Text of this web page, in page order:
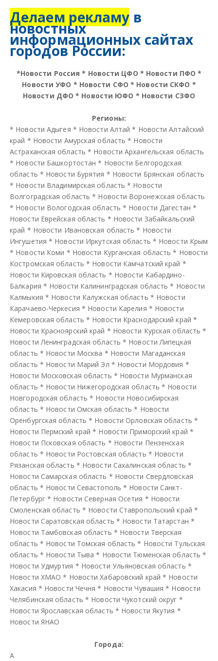
Делаем рекламу в
новостных
информационных сайтах
городов России:
*Новости Россия * Новости ЦФО * Новости ПФО *
Новости УФО * Новости СФО * Новости СКФО *
Новости ДФО * Новости ЮФО * Новости СЗФО
Регионы:
* Новости Адыгея * Новости Алтай * Новости Алтайский
край * Новости Амурская область * Новости
Астраханская область * Новости Архангельская область
* Новости Башкортостан * Новости Белгородская
область * Новости Бурятия * Новости Брянская область
* Новости Владимирская область * Новости
Волгоградская область * Новости Воронежская область
* Новости Вологодская область * Новости Дагестан *
Новости Еврейская область * Новости Забайкальский
край * Новости Ивановская область * Новости
Ингушетия * Новости Иркутская область * Новости Крым
* Новости Коми * Новости Курганская область * Новости
Костромская область * Новости Камчатский край *
Новости Кировская область * Новости Кабардино-
Балкария * Новости Калининградская область * Новости
Калмыкия * Новости Калужская область * Новости
Карачаево-Черкесия * Новости Карелия * Новости
Кемеровская область * Новости Краснодарский край *
Новости Красноярский край * Новости Курская область *
Новости Ленинградская область * Новости Липецкая
область * Новости Москва * Новости Магаданская
область * Новости Марий Эл * Новости Мордовия *
Новости Московская область * Новости Мурманская
область * Новости Нижегородская область * Новости
Новгородская область * Новости Новосибирская
область * Новости Омская область * Новости
Оренбургская область * Новости Орловская область *
Новости Пермский край * Новости Приморский край *
Новости Псковская область * Новости Пензенская
область * Новости Ростовская область * Новости
Рязанская область * Новости Сахалинская область *
Новости Самарская область * Новости Свердловская
область * Новости Севастополь * Новости Санкт-
Петербург* Новости Северная Осетия * Новости
Смоленская область * Новости Ставропольский край *
Новости Саратовская область * Новости Татарстан *
Новости Тамбовская область * Новости Тверская
область * Новости Томская область * Новости Тульская
область * Новости Тыва * Новости Тюменская область *
Новости Удмуртия * Новости Ульяновская область *
Новости ХМАО * Новости Хабаровский край * Новости
Хакасия * Новости Чечня * Новости Чувашия * Новости
Челябинская область * Новости Чукотский округ *
Новости Ярославская область * Новости Якутия *
Новости ЯНАО
Города:
А